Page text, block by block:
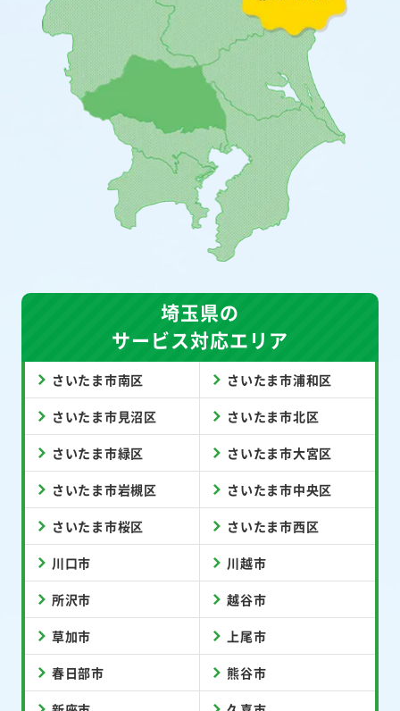
埼玉県の
サービス対応エリア
さいたま市南区 さいたま市浦和区
さいたま市見沼区 さいたま市北区
さいたま市緑区 さいたま市大宮区
さいたま市岩槻区 さいたま市中央区
さいたま市桜区 さいたま市西区
川口市 川越市
所沢市 越谷市
草加市 上尾市
春日部市 熊谷市